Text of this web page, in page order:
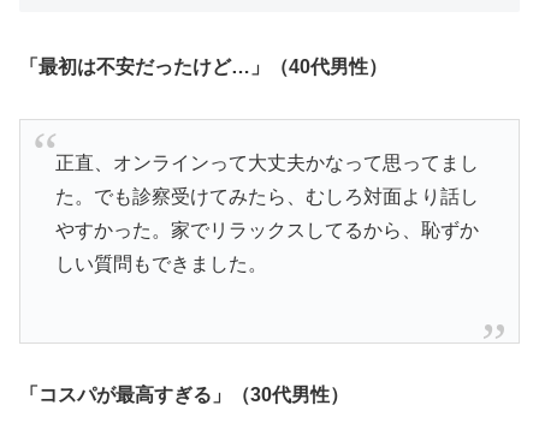
「最初は不安だったけど…」（40代男性）
正直、オンラインって大丈夫かなって思ってまし
た。でも診察受けてみたら、むしろ対面より話し
やすかった。家でリラックスしてるから、恥ずか
しい質問もできました。
「コスパが最高すぎる」（30代男性）